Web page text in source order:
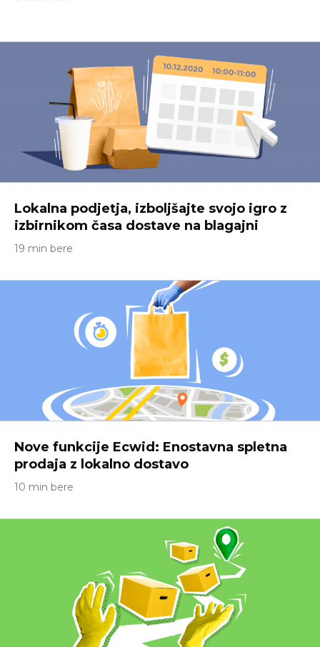
Lokalna podjetja, izboljšajte svojo igro z
izbirnikom časa dostave na blagajni
19 min bere
Nove funkcije Ecwid: Enostavna spletna
prodaja z lokalno dostavo
10 min bere